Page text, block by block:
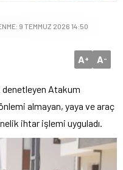
9 TEMMUZ 2026 14:50
A+ A-
denetleyen Atakum
almayan, yaya ve araç
ihtar işlemi uyguladı.